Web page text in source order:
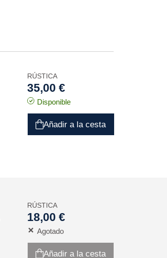
RÚSTICA
35,00 €
Disponible
Añadir a la cesta
RÚSTICA
18,00 €
Agotado
Añadir a la cesta